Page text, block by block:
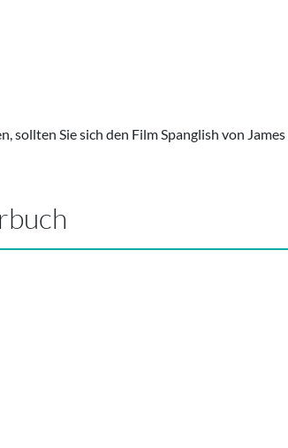
sollten Sie sich den Film Spanglish von